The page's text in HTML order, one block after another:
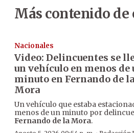
Más contenido de
Nacionales
Video: Delincuentes se
un vehículo en menos de
minuto en Fernando de la
Mora
Un vehículo que estaba
menos de un minuto por
Fernando de la Mora.